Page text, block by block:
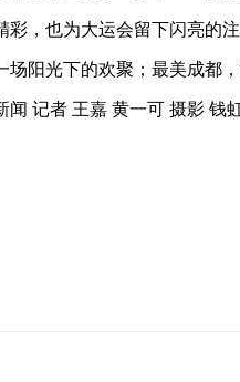
彩，也为大运会留下闪亮的注
场阳光下的欢聚；最美成都
闻 记者 王嘉 黄一可 摄影 钱